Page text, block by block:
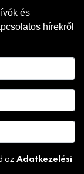
és
hírekről
az Adatkezelési